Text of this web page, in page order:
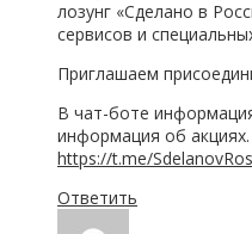
лозунг «Сделано в
сервисов и
Приглашаем
В чат-боте
информация об акциях.
https://t.me/
Ответить